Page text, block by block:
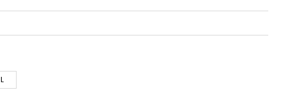
L